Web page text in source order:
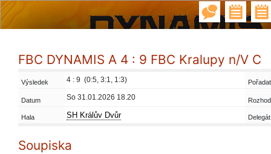
FBC DYNAMIS A 4 : 9 FBC Kralupy n/V C
Výsledek 4 : 9 (0:5, 3:1, 1:3)
Datum So 31.01.2026 18.20
Hala SH Králův Dvůr Delegát
Soupiska